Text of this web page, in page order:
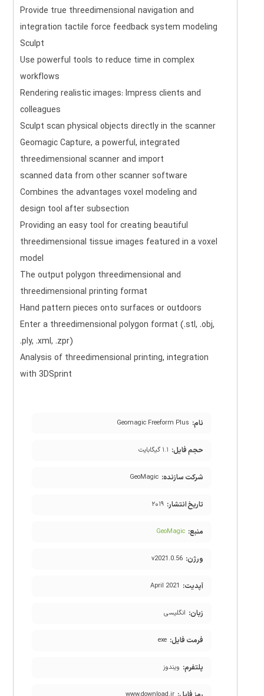
Provide true threedimensional navigation and
integration tactile force feedback system modeling
Sculpt
Use powerful tools to reduce time in complex
workflows
Rendering realistic images: Impress clients and
colleagues
Sculpt scan physical objects directly in the scanner
Geomagic Capture, a powerful, integrated
threedimensional scanner and import
scanned data from other scanner software
Combines the advantages voxel modeling and
design tool after subsection
Providing an easy tool for creating beautiful
threedimensional tissue images featured in a voxel
model
The output polygon threedimensional and
threedimensional printing format
Hand pattern pieces onto surfaces or outdoors
Enter a threedimensional polygon format (.stl, .obj,
.ply, .xml, .zpr)
Analysis of threedimensional printing, integration
with 3DSprint
نام: Geomagic Freeform Plus
حجم فایل: ۱.۱ گیگابایت
شرکت سازنده: GeoMagic
تاریخ انتشار: ۲۰۱۹
منبع: GeoMagic
ورژن: v2021.0.56
آپدیت: April 2021
زبان: انگلیسی
فرمت فایل: exe
پلتفرم: ویندوز